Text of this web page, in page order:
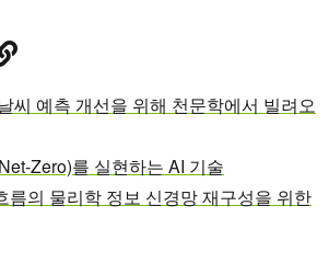
씨 예측 개선을 위해 천문학에서 빌려오
Zero)를 실현하는 AI 기술
름의 물리학 정보 신경망 재구성을 위한